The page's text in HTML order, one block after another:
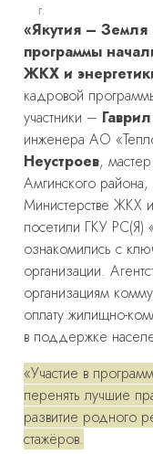
г.
«Якутия – Земля
программы
ЖКХ и
кадровой
участники –
инженера АО
Неустроев,
Амгинского
Министерстве ЖКХ
посетили ГКУ РС(Я)
ознакомились с
организации.
организациям
оплату жилищно-
в поддержке
«Участие в
перенять лучшие
развитие родного
стажёров.